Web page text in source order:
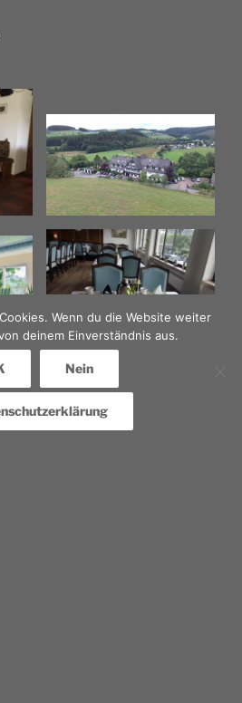
Wenn du die Website weiter
deinem Einverständnis aus.
Nein